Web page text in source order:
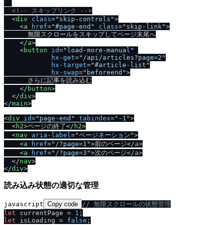
<!-- スキップリンク -->
<div class="skip-controls">
<a href="#page-end" class="skip-link">
      無限スクロールをスキップしてページ末尾へ
</a>
<button id="load-more-manual"
hx-get="/api/articles?page=2"
hx-target="#article-list"
hx-swap="beforeend">
      さらに記事を読み込む
</ button>
</div>
</main>
<div id="page-end" tabindex="-1">
<h2>ページの終了</ h2>
<nav aria-label="ページネーション">
<a href="/?page=1">前のページ</a>
<a href="/?page=3">次のページ</a>
</nav>
</div>
読み込み状態の適切な管理
javascript Copy code // 無限スクロールの状態管理
let currentPage = 1
let isLoading = false ;